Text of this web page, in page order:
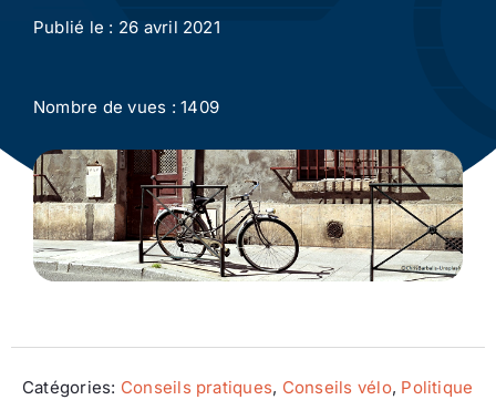
Conseils
Actualité
Ecologie
Publié le : 26 avril 2021
Nombre de vues : 1409
Catégories: Conseils pratiques, Conseils vélo, Politique